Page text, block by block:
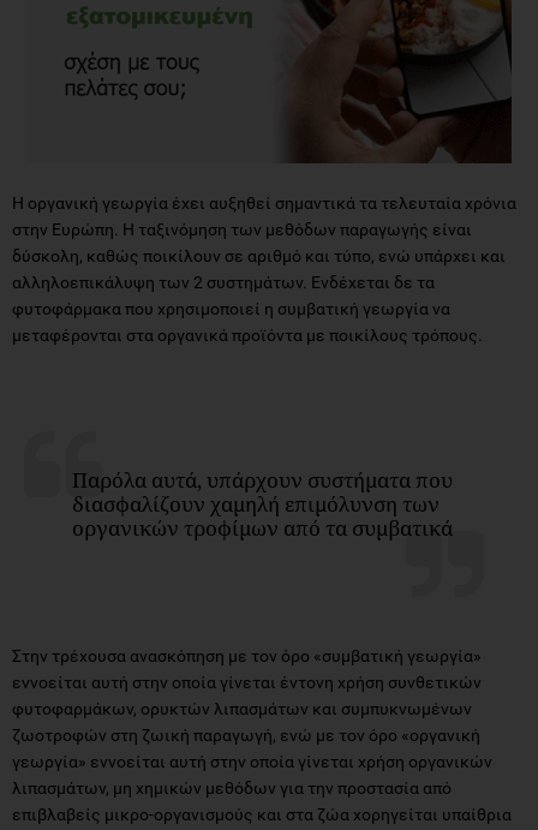
Η οργανική γεωργία έχει αυξηθεί σημαντικά τα τελευταία χρόνια
στην Ευρώπη. Η ταξινόμηση των μεθόδων παραγωγής είναι
δύσκολη, καθώς ποικίλουν σε αριθμό και τύπο, ενώ υπάρχει και
αλληλοεπικάλυψη των 2 συστημάτων. Ενδέχεται δε τα
φυτοφάρμακα που χρησιμοποιεί η συμβατική γεωργία να
μεταφέρονται στα οργανικά προϊόντα με ποικίλους τρόπους.
Παρόλα αυτά, υπάρχουν συστήματα που
διασφαλίζουν χαμηλή επιμόλυνση των
οργανικών τροφίμων από τα συμβατικά
Στην τρέχουσα ανασκόπηση με τον όρο «συμβατική γεωργία»
εννοείται αυτή στην οποία γίνεται έντονη χρήση συνθετικών
φυτοφαρμάκων, ορυκτών λιπασμάτων και συμπυκνωμένων
ζωοτροφών στη ζωική παραγωγή, ενώ με τον όρο «οργανική
γεωργία» εννοείται αυτή στην οποία γίνεται χρήση οργανικών
λιπασμάτων, μη χημικών μεθόδων για την προστασία από
επιβλαβείς μικρο-οργανισμούς και στα ζώα χορηγείται υπαίθρια